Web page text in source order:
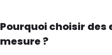
Pourquoi choisir des
mesure ?